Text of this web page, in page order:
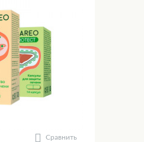
Сравнить